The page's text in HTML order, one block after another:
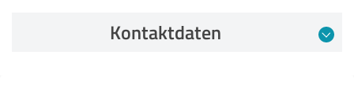
Kontaktdaten